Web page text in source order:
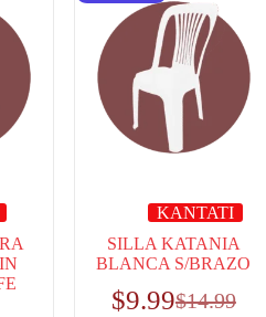
KANTATI
SILLA KATANIA
BLANCA S/BRAZO
$14.99
$9.99